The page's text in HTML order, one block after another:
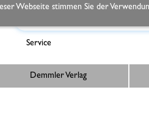
Webseite stimmen Sie der
Demmler Verlag
Service